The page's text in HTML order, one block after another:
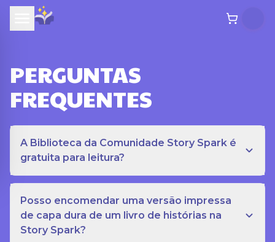
PERGUNTAS
FREQUENTES
A Biblioteca da Comunidade Story Spark é
gratuita para leitura?
Posso encomendar uma versão impressa
de capa dura de um livro de histórias na
Story Spark?